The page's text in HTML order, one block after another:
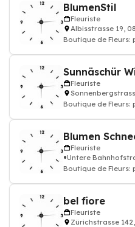
BlumenStil
Fleuriste
Albisstrasse 19,
Boutique de Fleurs:
Sunnäschür
Fleuriste
Boutique de Fleurs:
Blumen
Fleuriste
Untere
Boutique de Fleurs:
bel fiore
Fleuriste
Zürichstrasse 142,